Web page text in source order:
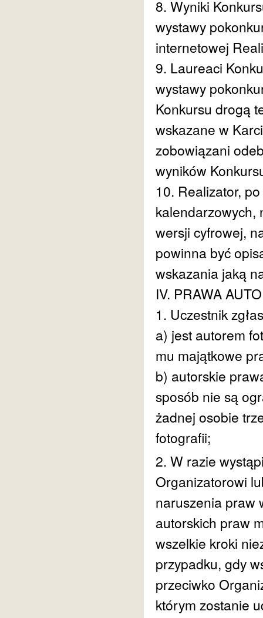
8. Wyniki
wystawy
internetowej
9. Laureaci
wystawy
Konkursu drogą
wskazane w
zobowiązani
wyników
10. Realizator,
kalendarzowych,
wersji cyfrowej,
powinna być
wskazania jaką
IV. PRAWA
1. Uczestnik
a) jest autorem
mu majątkowe
b) autorskie
sposób nie są
żadnej osobie
fotografii;
2. W razie
Organizatorowi
naruszenia praw
autorskich praw
wszelkie kroki
przypadku, gdy
przeciwko
którym zostanie